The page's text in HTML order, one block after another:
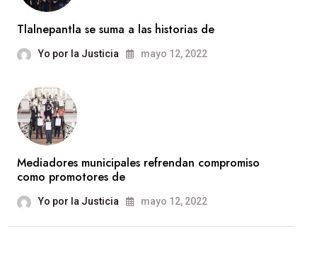
Tlalnepantla se suma a las historias de
Yo por la Justicia mayo 12, 2022
Mediadores municipales refrendan compromiso
como promotores de
Yo por la Justicia mayo 12, 2022